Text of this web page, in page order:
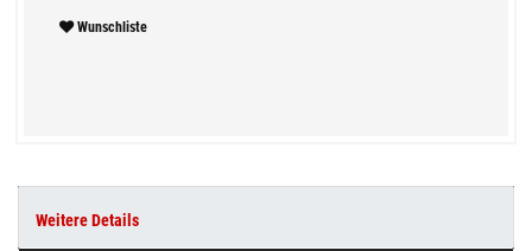
Wunschliste
Weitere Details